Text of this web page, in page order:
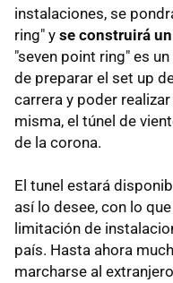
instalaciones, se
ring" y se construirá
"seven point ring" es
de preparar el set up
carrera y poder
misma, el túnel de
de la corona.
El tunel estará
así lo desee, con lo
limitación de
país. Hasta ahora
marcharse al